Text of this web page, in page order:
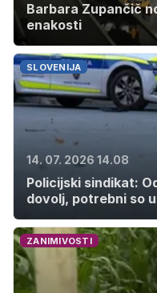
Barbara Zupančič
enakosti
SLOVENIJA
14. 07. 2026 14.08
Policijski sindikat:
dovolj, potrebni so
ZANIMIVOSTI